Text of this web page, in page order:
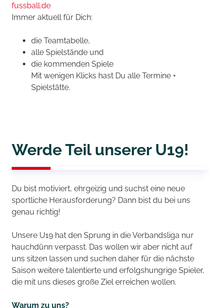
fussball.de
Immer aktuell für Dich:
die Teamtabelle,
alle Spielstände und
die kommenden Spiele
Mit wenigen Klicks hast Du alle Termine +
Spielstätte.
Werde Teil unserer U19!
Du bist motiviert, ehrgeizig und suchst eine neue
sportliche Herausforderung? Dann bist du bei uns
genau richtig!
Unsere U19 hat den Sprung in die Verbandsliga nur
hauchdünn verpasst. Das wollen wir aber nicht auf
uns sitzen lassen und suchen daher für die nächste
Saison weitere talentierte und erfolgshungrige Spieler,
die mit uns dieses große Ziel erreichen wollen.
Warum zu uns?